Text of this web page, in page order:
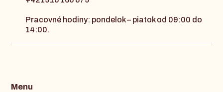
Pracovné hodiny: pondelok – piatok od 09:00 do
14:00.
Menu